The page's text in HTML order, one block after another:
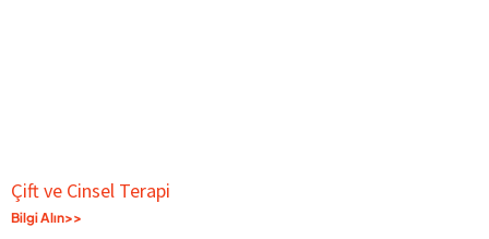
Çift ve Cinsel Terapi
Bilgi Alın>>